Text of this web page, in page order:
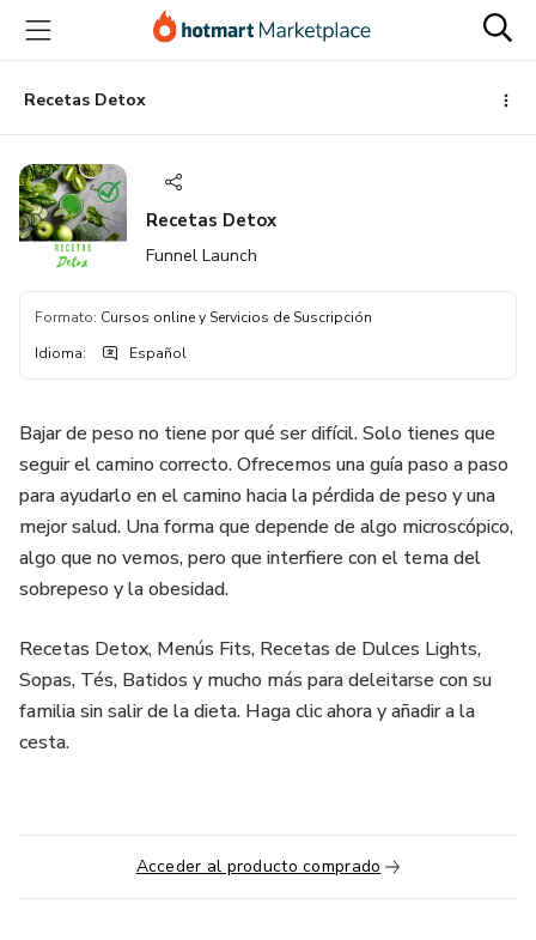
principal
página
de
página
Recetas Detox
Recetas Detox
Funnel Launch
Formato: Cursos online y Servicios de Suscripción
Idioma: Español
Bajar de peso no tiene por qué ser difícil. Solo tienes que
seguir el camino correcto. Ofrecemos una guía paso a paso
para ayudarlo en el camino hacia la pérdida de peso y una
mejor salud. Una forma que depende de algo microscópico,
algo que no vemos, pero que interfiere con el tema del
sobrepeso y la obesidad.
Recetas Detox, Menús Fits, Recetas de Dulces Lights,
Sopas, Tés, Batidos y mucho más para deleitarse con su
familia sin salir de la dieta. Haga clic ahora y añadir a la
cesta.
Acceder al producto comprado